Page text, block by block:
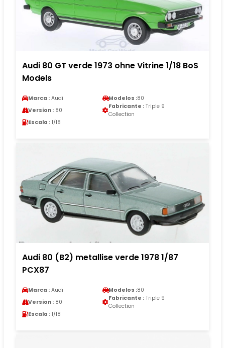
Audi 80 GT verde 1973 ohne Vitrine 1/18 BoS
Models
Marca : Audi Modelos :80
Version : 80
Fabricante : Triple 9
Collection
Escala : 1/18
Audi 80 (B2) metallise verde 1978 1/87
PCX87
Marca : Audi Modelos :80
Version : 80
Fabricante : Triple 9
Collection
Escala : 1/18